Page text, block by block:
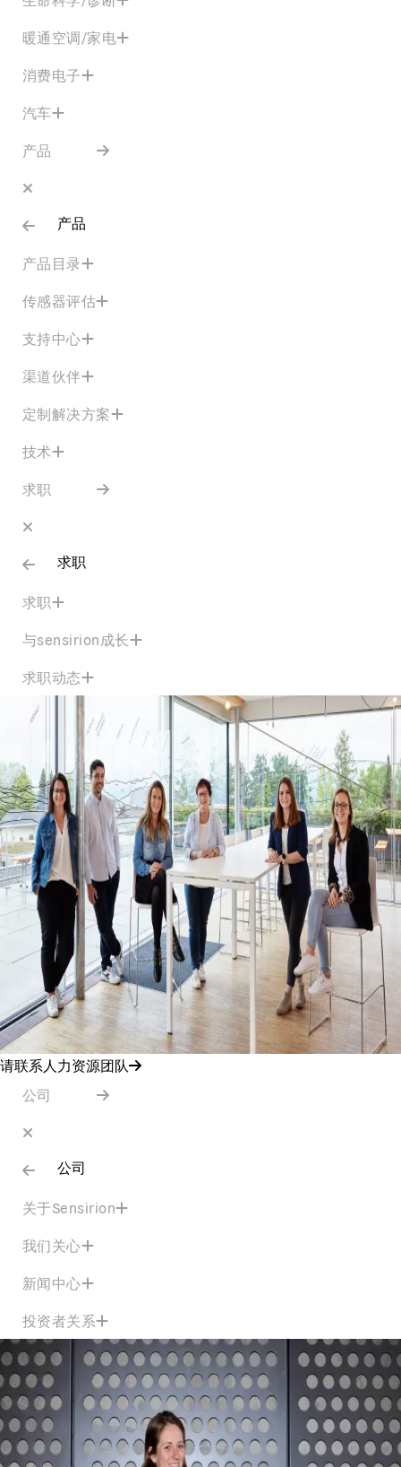
暖通空调/家电
消费电子
汽车
产品
产品
产品目录
传感器评估
支持中心
渠道伙伴
定制解决方案
技术
求职
求职
求职
与sensirion成长
求职动态
请联系人力资源团队
公司
公司
关于Sensirion
我们关心
新闻中心
投资者关系